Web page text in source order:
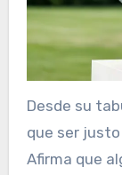
Desde su
que ser
Afirma que